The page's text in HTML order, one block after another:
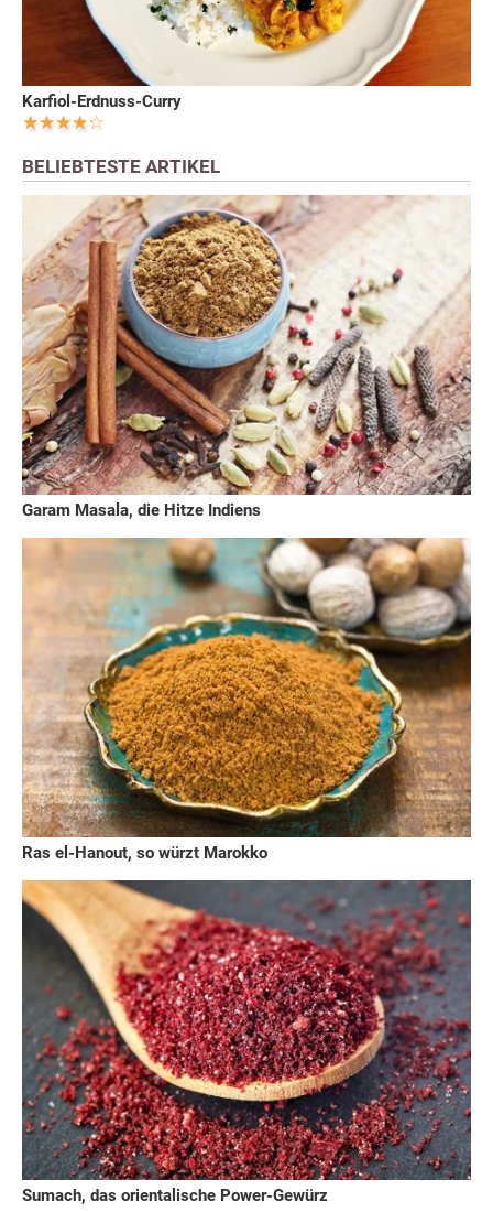
Karfiol-Erdnuss-Curry
BELIEBTESTE ARTIKEL
Garam Masala, die Hitze Indiens
Ras el-Hanout, so würzt Marokko
Sumach, das orientalische Power-Gewürz